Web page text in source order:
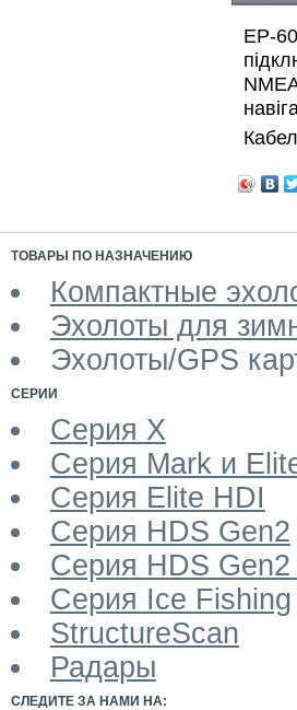
EP-
ТОВАРЫ ПО НАЗНАЧЕНИЮ
Компактные
Эхолоты для
Эхолоты/GPS
СЕРИИ
Серия X
Серия Mark и
Серия Elite HDI
Серия HDS Gen2
Серия HDS Gen2
Серия Ice Fishing
StructureScan
Радары
СЛЕДИТЕ ЗА НАМИ НА: